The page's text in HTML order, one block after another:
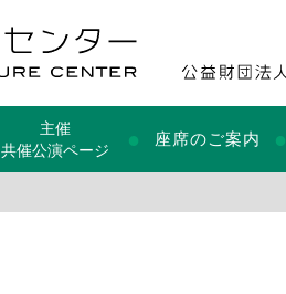
主催
共催公演ページ
● 座席のご案内 ●